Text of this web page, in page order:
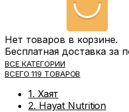
Нет товаров в корзине.
Бесплатная доставка за
ВСЕ КАТЕГОРИИ
ВСЕГО 119 ТОВАРОВ
1. Хаят
2. Hayat Nutrition